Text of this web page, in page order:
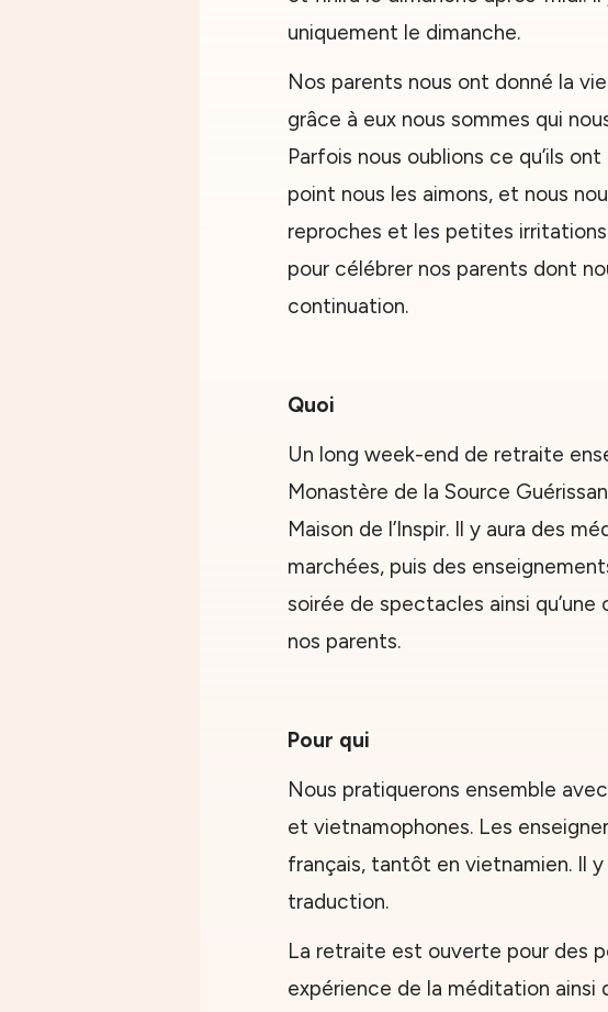
uniquement le dimanche.
Nos parents nous ont donné la
grâce à eux nous sommes qui
Parfois nous oublions ce qu’ils
point nous les aimons, et nous
reproches et les petites
pour célébrer nos parents dont
continuation.
Quoi
Un long week-end de retraite
Monastère de la Source
Maison de l’Inspir. Il y aura des
marchées, puis des
soirée de spectacles ainsi
nos parents.
Pour qui
Nous pratiquerons ensemble
et vietnamophones. Les
français, tantôt en vietnamien. Il
traduction.
La retraite est ouverte pour des
expérience de la méditation ainsi